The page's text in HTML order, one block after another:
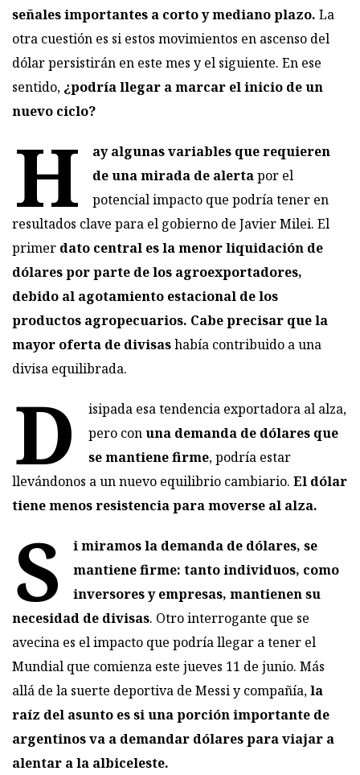
señales importantes a corto y mediano plazo. La
otra cuestión es si estos movimientos en ascenso del
dólar persistirán en este mes y el siguiente. En ese
sentido, ¿podría llegar a marcar el inicio de un
nuevo ciclo?
H
ay algunas variables que requieren
de una mirada de alertapor el
potencial impacto que podría tener en
resultados clave para el gobierno de Javier Milei. El
primer dato central es la menor liquidación de
dólares por parte de los agroexportadores,
debido al agotamiento estacional de los
productos agropecuarios. Cabe precisar que la
mayor oferta de divisashabía contribuido a una
divisa equilibrada.
D
isipada esa tendencia exportadora al alza,
pero conuna demanda de dólares que
se mantiene firme, podría estar
llevándonos a un nuevo equilibrio cambiario. El dólar
tiene menos resistencia para moverse al alza.
S
i miramos la demanda de dólares, se
mantiene firme: tanto individuos, como
inversores y empresas, mantienen su
necesidad de divisas. Otro interrogante que se
avecina es el impacto que podría llegar a tener el
Mundial que comienza este jueves 11 de junio. Más
allá de la suerte deportiva de Messi y compañía,la
raíz del asunto es si una porción importante de
argentinos va a demandar dólares para viajar a
alentar a la albiceleste.